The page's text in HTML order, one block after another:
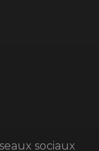
sociaux